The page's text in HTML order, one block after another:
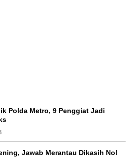
Polda Metro, 9 Penggiat Jadi
Jawab Merantau Dikasih Nol